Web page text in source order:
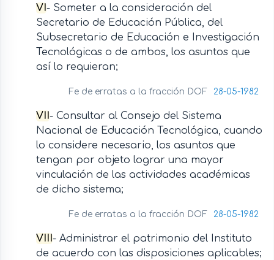
VI - Someter a la consideración del
Secretario de Educación Pública, del
Subsecretario de Educación e Investigación
Tecnológicas o de ambos, los asuntos que
así lo requieran;
Fe de erratas a la fracción DOF 28-05-1982
VII - Consultar al Consejo del Sistema
Nacional de Educación Tecnológica, cuando
lo considere necesario, los asuntos que
tengan por objeto lograr una mayor
vinculación de las actividades académicas
de dicho sistema;
Fe de erratas a la fracción DOF 28-05-1982
VIII - Administrar el patrimonio del Instituto
de acuerdo con las disposiciones aplicables;